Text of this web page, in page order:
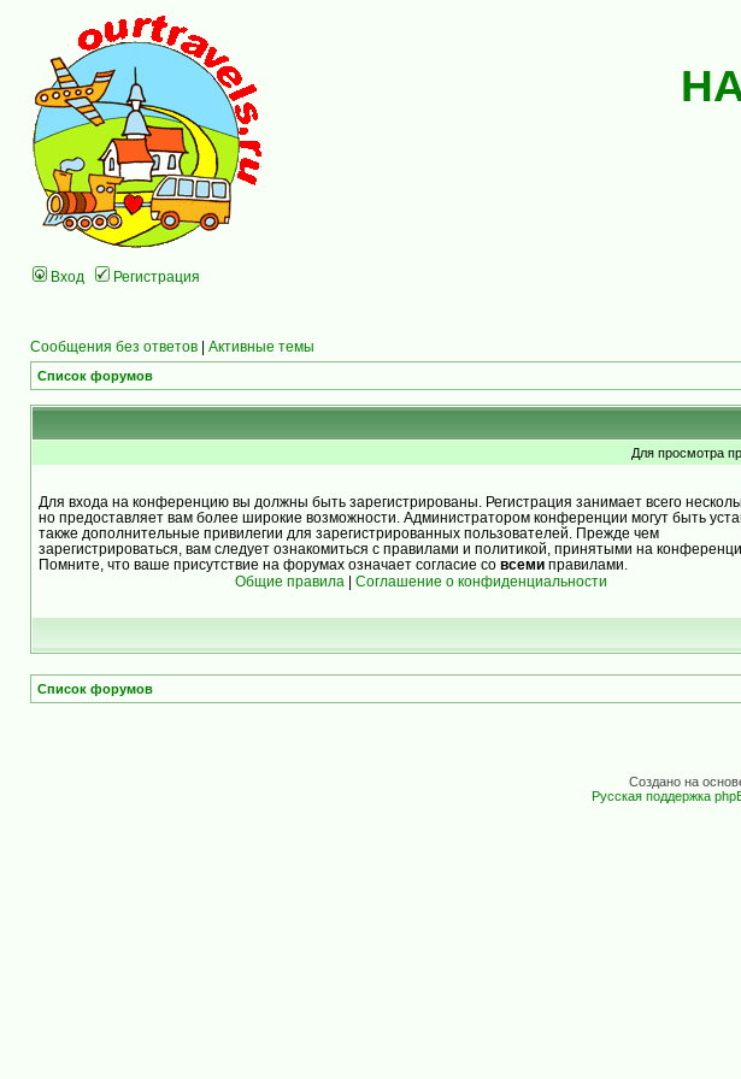
Вход Регистрация
Сообщения без ответов | Активные темы
Список форумов
Для просмотра
Для входа на конференцию вы должны быть зарегистрированы. Регистрация занимает всего
но предоставляет вам более широкие возможности. Администратором конференции могут быть
также дополнительные привилегии для зарегистрированных пользователей. Прежде чем
зарегистрироваться, вам следует ознакомиться с правилами и политикой, принятыми на
Помните, что ваше присутствие на форумах означает согласие со всеми правилами.
Общие правила | Соглашение о конфиденциальности
Список форумов
Создано на
Русская поддержка